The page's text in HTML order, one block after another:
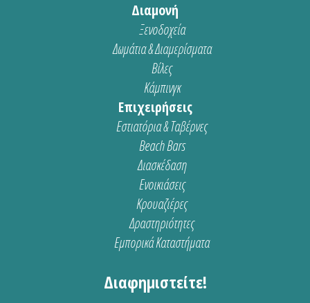
Διαμονή
Ξενοδοχεία
Δωμάτια & Διαμερίσματα
Βίλες
Κάμπινγκ
Επιχειρήσεις
Εστιατόρια & Ταβέρνες
Beach Bars
Διασκέδαση
Ενοικιάσεις
Κρουαζιέρες
Δραστηριότητες
Εμπορικά Καταστήματα
Διαφημιστείτε!